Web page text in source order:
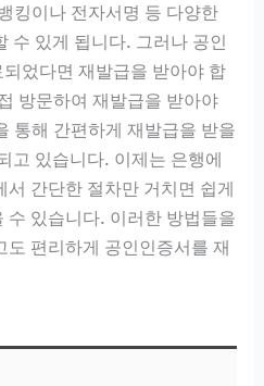
킹이나 전자서명 등 다양한
수 있게 됩니다. 그러나 공인
었다면 재발급을 받아야 합
방문하여 재발급을 받아야
통해 간편하게 재발급을 받을
고 있습니다. 이제는 은행에
간단한 절차만 거치면 쉽게
수 있습니다. 이러한 방법들을
편리하게 공인인증서를 재